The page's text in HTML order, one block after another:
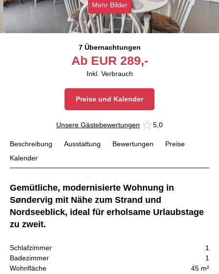
Mehr Bilder
7 Übernachtungen
Ab EUR 289,-
Inkl. Verbrauch
Preise und Kalender
Unsere Gästebewertungen 5,0
Beschreibung Ausstattung Bewertungen
Preise
Kalender
Gemütliche, modernisierte Wohnung in
Søndervig mit Nähe zum Strand und
Nordseeblick, ideal für erholsame Urlaubstage
zu zweit.
Schlafzimmer
1
Badezimmer
1
Wohnfläche
45 m²